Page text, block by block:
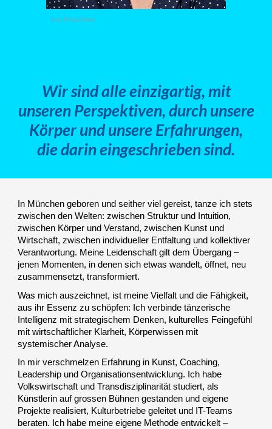
Foto: Philipp Rohner
Wir sind alleeinzigartig, mit
unserenPerspektiven, durchunsere
Körper undunsereErfahrungen,
die darin eingeschrieben sind.
In München geboren und seither viel gereist, tanze ich stets
zwischen den Welten: zwischen Struktur und Intuition,
zwischen Körper und Verstand, zwischen Kunst und
Wirtschaft, zwischen individueller Entfaltung und kollektiver
Verantwortung. Meine Leidenschaft gilt dem Übergang –
jenen Momenten, in denen sich etwas wandelt, öffnet, neu
zusammensetzt, transformiert.
Was mich auszeichnet, ist meine Vielfalt und die Fähigkeit,
aus ihr Essenz zu schöpfen: Ich verbinde tänzerische
Intelligenz mit strategischem Denken, kulturelles Feingefühl
mit wirtschaftlicher Klarheit, Körperwissen mit
systemischer Analyse.
In mir verschmelzen Erfahrung in Kunst, Coaching,
Leadership und Organisationsentwicklung. Ich habe
Volkswirtschaft und Transdisziplinarität studiert, als
Künstlerinauf grossen Bühnen gestanden und eigene
Projekte realisiert, Kulturbetriebe geleitet und IT-Teams
beraten. Ich habe meine eigene Methode entwickelt –